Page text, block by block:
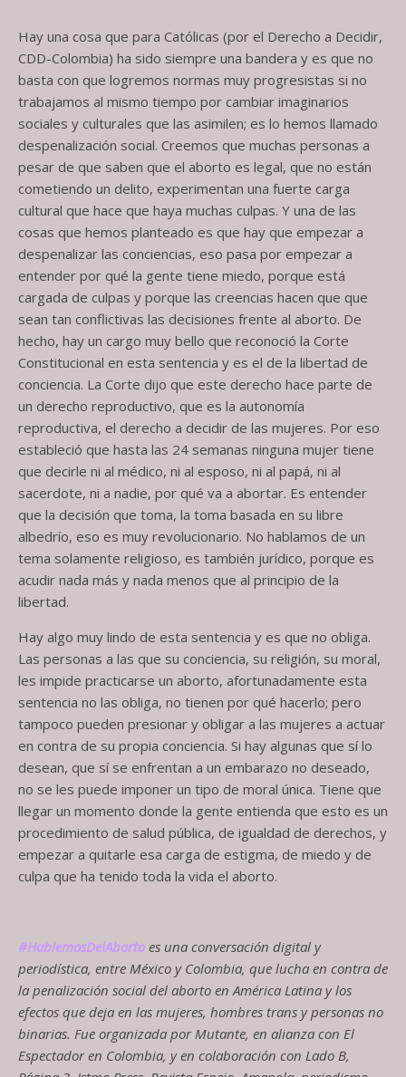
Hay una cosa que para Católicas (por el Derecho a Decidir,
CDD-Colombia) ha sido siempre una bandera y es que no
basta con que logremos normas muy progresistas si no
trabajamos al mismo tiempo por cambiar imaginarios
sociales y culturales que las asimilen; es lo hemos llamado
despenalización social. Creemos que muchas personas a
pesar de que saben que el aborto es legal, que no están
cometiendo un delito, experimentan una fuerte carga
cultural que hace que haya muchas culpas. Y una de las
cosas que hemos planteado es que hay que empezar a
despenalizar las conciencias, eso pasa por empezar a
entender por qué la gente tiene miedo, porque está
cargada de culpas y porque las creencias hacen que que
sean tan conflictivas las decisiones frente al aborto. De
hecho, hay un cargo muy bello que reconoció la Corte
Constitucional en esta sentencia y es el de la libertad de
conciencia. La Corte dijo que este derecho hace parte de
un derecho reproductivo, que es la autonomía
reproductiva, el derecho a decidir de las mujeres. Por eso
estableció que hasta las 24 semanas ninguna mujer tiene
que decirle ni al médico, ni al esposo, ni al papá, ni al
sacerdote, ni a nadie, por qué va a abortar. Es entender
que la decisión que toma, la toma basada en su libre
albedrío, eso es muy revolucionario. No hablamos de un
tema solamente religioso, es también jurídico, porque es
acudir nada más y nada menos que al principio de la
libertad.
Hay algo muy lindo de esta sentencia y es que no obliga.
Las personas a las que su conciencia, su religión, su moral,
les impide practicarse un aborto, afortunadamente esta
sentencia no las obliga, no tienen por qué hacerlo; pero
tampoco pueden presionar y obligar a las mujeres a actuar
en contra de su propia conciencia. Si hay algunas que sí lo
desean, que sí se enfrentan a un embarazo no deseado,
no se les puede imponer un tipo de moral única. Tiene que
llegar un momento donde la gente entienda que esto es un
procedimiento de salud pública, de igualdad de derechos, y
empezar a quitarle esa carga de estigma, de miedo y de
culpa que ha tenido toda la vida el aborto.
#HablemosDelAborto es una conversación digital y
periodística, entre México y Colombia, que lucha en contra de
la penalización social del aborto en América Latina y los
efectos que deja en las mujeres, hombres trans y personas no
binarias. Fue organizada por Mutante, en alianza con El
Espectador en Colombia, y en colaboración con Lado B,